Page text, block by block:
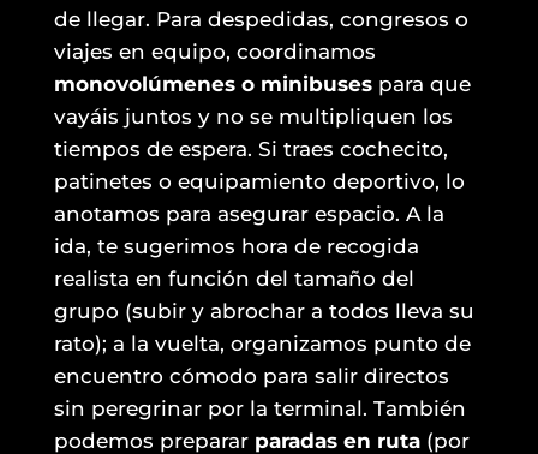
de llegar. Para despedidas, congresos o
viajes en equipo, coordinamos
monovolúmenes o minibusespara que
vayáis juntos y no se multipliquen los
tiempos de espera. Si traes cochecito,
patinetes o equipamiento deportivo, lo
anotamos para asegurar espacio. A la
ida, te sugerimos hora de recogida
realista en función del tamaño del
grupo (subir y abrochar a todos lleva su
rato); a la vuelta, organizamos punto de
encuentro cómodo para salir directos
sin peregrinar por la terminal. También
podemos preparar paradas en ruta(por